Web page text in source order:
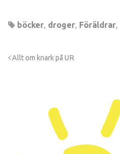
böcker, droger, Föräldrar,
Allt om knark på UR